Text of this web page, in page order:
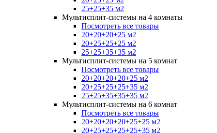
25+25+35 м2
Мультисплит-системы на 4 комнаты
Посмотреть все товары
20+20+20+25 м2
20+25+25+25 м2
25+25+35+35 м2
Мультисплит-системы на 5 комнат
Посмотреть все товары
20+20+20+20+25 м2
20+25+25+25+35 м2
25+25+35+35+35 м2
Мультисплит-системы на 6 комнат
Посмотреть все товары
20+20+20+20+25+25 м2
20+25+25+25+25+35 м2